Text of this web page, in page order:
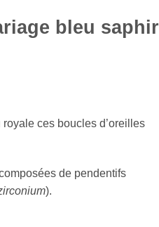
bleu saphir
ces boucles d’oreilles
de pendentifs
).